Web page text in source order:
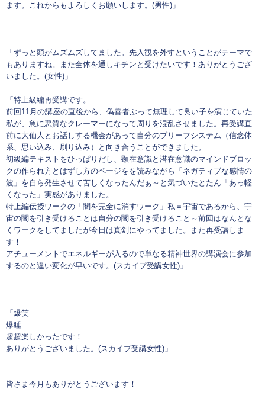
ます。これからもよろしくお願いします。(男性)」
「ずっと頭がムズムズしてました。先入観を外すということがテーマで
もありますね。また全体を通しキチンと受けたいです！ありがとうござ
いました。(女性)」
「特上級編再受講です。
前回11月の講座の直後から、偽善者ぶって無理して良い子を演じていた
私が、急に悪質なクレーマーになって周りを混乱させました。再受講直
前に大仙人とお話しする機会があって自分のブリーフシステム（信念体
系、思い込み、刷り込み）と向き合うことができました。
初級編テキストをひっぱりだし、顕在意識と潜在意識のマインドブロッ
クの作られ方とはずし方のページをを読みながら「ネガティブな感情の
波」を自ら発生させて苦しくなったんだぁ～と気づいたとたん「あっ軽
くなった」実感がありました。
特上編伝授ワークの「闇を完全に消すワーク」私＝宇宙であるから、宇
宙の闇を引き受けることは自分の闇を引き受けること～前回はなんとな
くワークをしてましたが今日は真剣にやってました。また再受講しま
す！
アチューメントでエネルギーが入るので単なる精神世界の講演会に参加
するのと違い変化が早いです。(スカイプ受講女性)」
「爆笑
爆睡
超超楽しかったです！
ありがとうございました。(スカイプ受講女性)」
皆さま今月もありがとうございます！